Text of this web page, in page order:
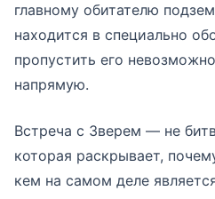
главному обитателю
находится в специально
пропустить его
напрямую.
Встреча с Зверем — не
которая раскрывает,
кем на самом деле